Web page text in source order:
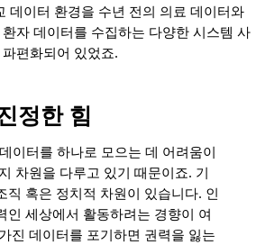
데이터 환경을 수년 전의 의료 데이터와
자 데이터를 수집하는 다양한 시스템 사
편화되어 있었죠.
정한 힘
이터를 하나로 모으는 데 어려움이
차원을 다루고 있기 때문이죠. 기
직 혹은 정치적 차원이 있습니다. 인
인 세상에서 활동하려는 경향이 여
진 데이터를 포기하면 권력을 잃는